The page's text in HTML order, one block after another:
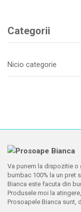
Categorii
Nicio categorie
Va punem la dispozitie o
bumbac 100% la un pret
Bianca este facuta din
Produsele moi la
Prosoapele Bianca sunt,